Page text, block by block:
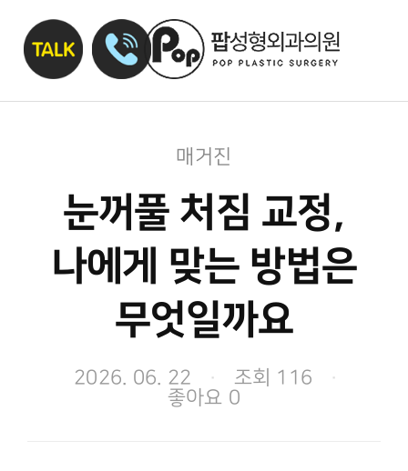
매거진
눈꺼풀 처짐 교정,
나에게 맞는 방법은
무엇일까요
2026. 06. 22 · 조회 116
·
좋아요 0